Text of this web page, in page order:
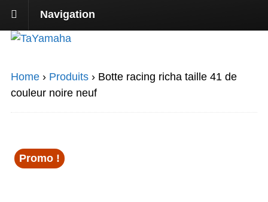
Navigation
Home › Produits › Botte racing richa taille 41 de
couleur noire neuf
Promo !